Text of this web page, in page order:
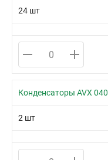
24 шт
Конденсаторы AVX
2 шт